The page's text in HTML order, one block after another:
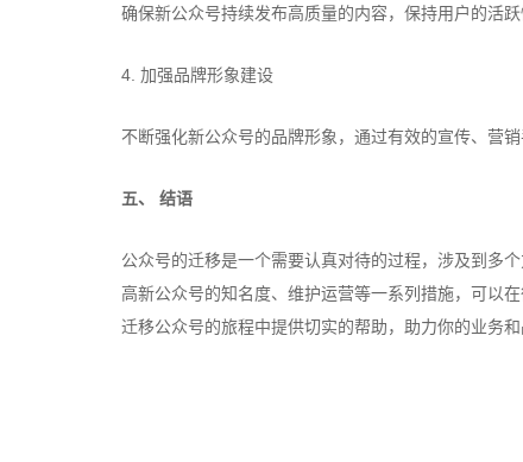
确保新公众号持续发布高质量的内容，保持用户的活
4. 加强品牌形象建设
不断强化新公众号的品牌形象，通过有效的宣传、营
五、 结语
公众号的迁移是一个需要认真对待的过程，涉及到多
高新公众号的知名度、维护运营等一系列措施，可以
迁移公众号的旅程中提供切实的帮助，助力你的业务和